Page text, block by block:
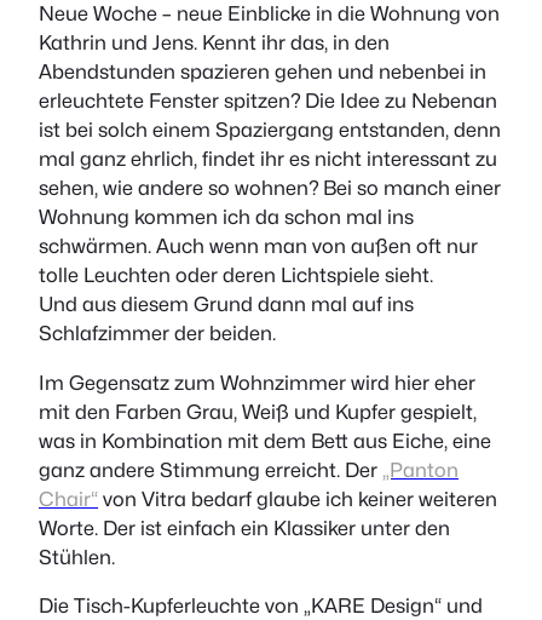
Neue Woche – neue Einblicke in die Wohnung von
Kathrin und Jens. Kennt ihr das, in den
Abendstunden spazieren gehen und nebenbei in
erleuchtete Fenster spitzen? Die Idee zu Nebenan
ist bei solch einem Spaziergang entstanden, denn
mal ganz ehrlich, findet ihr es nicht interessant zu
sehen, wie andere so wohnen? Bei so manch einer
Wohnung kommen ich da schon mal ins
schwärmen. Auch wenn man von außen oft nur
tolle Leuchten oder deren Lichtspiele sieht.
Und aus diesem Grund dann mal auf ins
Schlafzimmer der beiden.
Im Gegensatz zum Wohnzimmer wird hier eher
mit den Farben Grau, Weiß und Kupfer gespielt,
was in Kombination mit dem Bett aus Eiche, eine
ganz andere Stimmung erreicht. Der „Panton
Chair“ von Vitra bedarf glaube ich keiner weiteren
Worte. Der ist einfach ein Klassiker unter den
Stühlen.
Die Tisch-Kupferleuchte von „KARE Design“ und